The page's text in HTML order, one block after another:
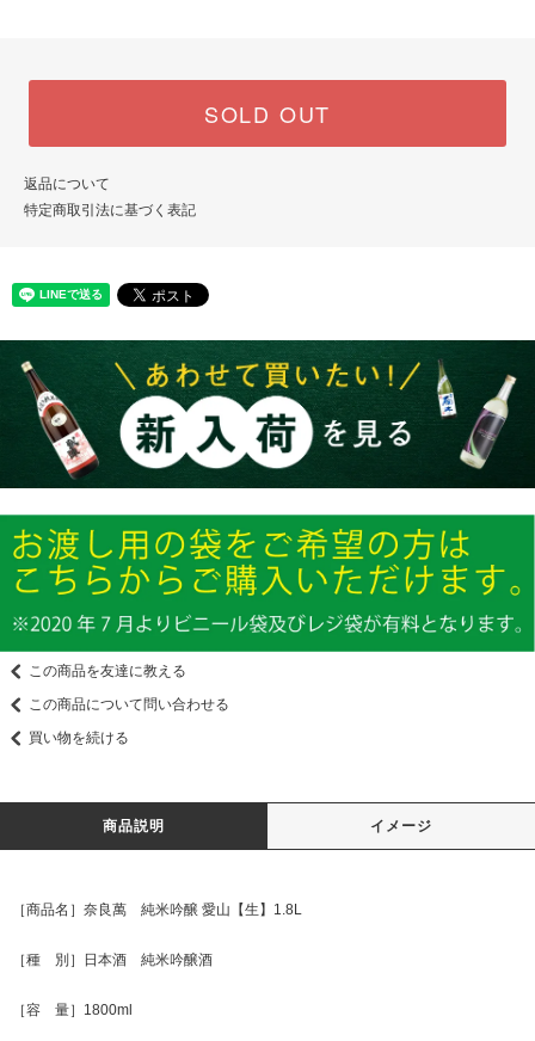
SOLD OUT
返品について
特定商取引法に基づく表記
この商品を友達に教える
この商品について問い合わせる
買い物を続ける
商品説明 イメージ
［商品名］奈良萬 純米吟醸 愛山【生】1.8L
［種 別］日本酒 純米吟醸酒
［容 量］1800ml